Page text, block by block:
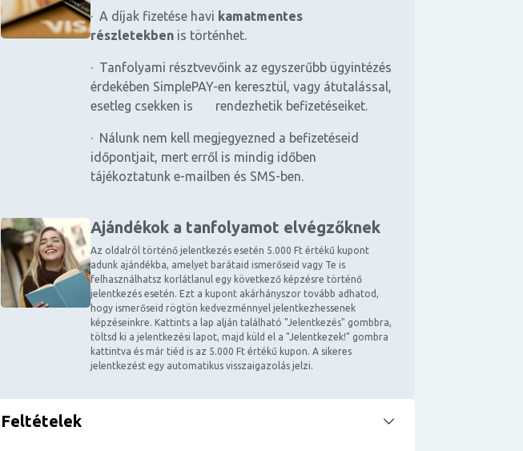
· A díjak fizetése havi kamatmentes
részletekben is történhet.
· Tanfolyami résztvevőink az egyszerűbb ügyintézés
érdekében SimplePAY-en keresztül, vagy átutalással,
esetleg csekken is rendezhetik befizetéseiket.
· Nálunk nem kell megjegyezned a befizetéseid
időpontjait, mert erről is mindig időben
tájékoztatunk e-mailben és SMS-ben.
Ajándékok a tanfolyamot elvégzőknek
Az oldalról történő jelentkezés esetén 5.000 Ft értékű kupont
adunk ajándékba, amelyet barátaid ismerőseid vagy Te is
felhasználhatsz korlátlanul egy következő képzésre történő
jelentkezés esetén. Ezt a kupont akárhányszor tovább adhatod,
hogy ismerőseid rögtön kedvezménnyel jelentkezhessenek
képzéseinkre. Kattints a lap alján található "Jelentkezés" gombbra,
töltsd ki a jelentkezési lapot, majd küld el a "Jelentkezek!" gombra
kattintva és már tiéd is az 5.000 Ft értékű kupon. A sikeres
jelentkezést egy automatikus visszaigazolás jelzi.
Feltételek